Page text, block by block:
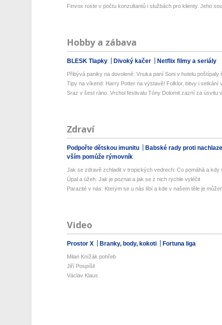
Finvox roste v počtu konzultantů i službách pro klienty. Jeho
Hobby a zábava
BLESK Tlapky Divoký kačer Netflix filmy a seriály
Přibývá paniky na dovolené: Vnuka paní Soni v hotelu poštípaly
Tipy na víkend: Harry Potter na výstavě! Folklor, bitvy i setkání
Sraz v šest ráno. Vrchol festivalu Tóny Dolomit zazní za úsvitu
Zdraví
Podpořte dětskou imunitu
Babské rady proti
vším pomůže rýmovník
Jak se zdravě zchladit v tropických vedrech: Co pomáhá a kdy
Úpal a úžeh: Jak je poznat a jak se z nich rychle vyléčit
Parazité v nás: Kterým se u nás líbí a kde v našem těle je
Video
Prostor X Branky, body, kokoti Fortuna liga
Milan Knížák pohřeb
Jiří Pospíšil
Václav Klaus